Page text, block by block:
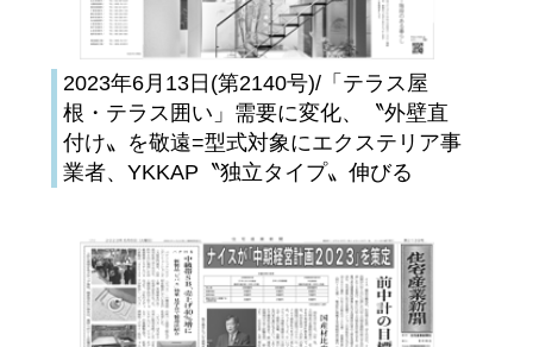
2023年6月13日(第2140号)/「テラス屋
根・テラス囲い」需要に変化、〝外壁直
付け〟を敬遠=型式対象にエクステリア事
業者、YKKAP〝独立タイプ〟伸びる